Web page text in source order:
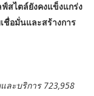
สไตล์ยังคงแข็งแกร่ง
ชื่อมั่นและสร้างการ
ละบริการ 723,958